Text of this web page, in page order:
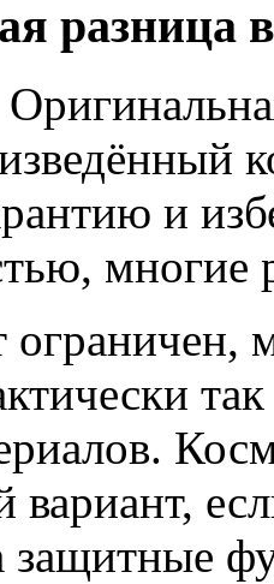
разница
и
многие
вариант,
защитные